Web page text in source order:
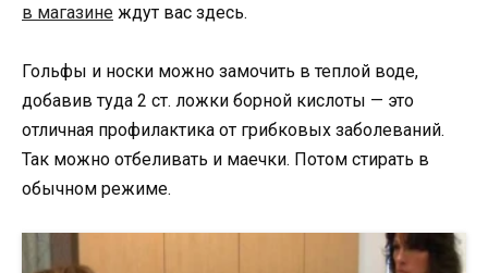
в магазине ждут вас здесь.
Гольфы и носки можно замочить в теплой воде,
добавив туда 2 ст. ложки борной кислоты — это
отличная профилактика от грибковых заболеваний.
Так можно отбеливать и маечки. Потом стирать в
обычном режиме.